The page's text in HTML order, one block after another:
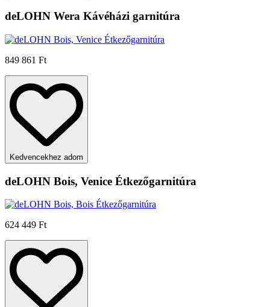
deLOHN Wera Kávéházi garnitúra
849 861 Ft
Kedvencekhez adom
deLOHN Bois, Venice Étkezőgarnitúra
624 449 Ft